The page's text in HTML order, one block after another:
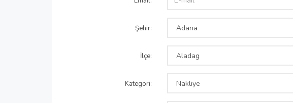
Şehir:
İlçe:
Kategori: